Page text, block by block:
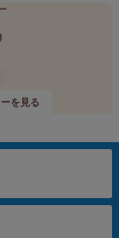
を見る